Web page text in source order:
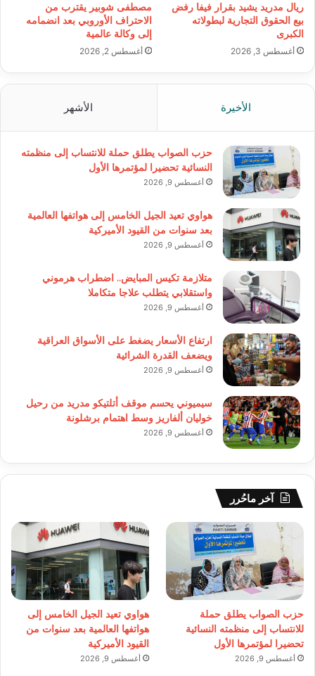
ريال مدريد يشيد بقرار فيفا رفض
بيع الحقوق التجارية لبطولاته
الكبرى
أغسطس 3, 2026
مصطفى شوبير يقترب من
الاحتراف الأوروبي بعد انضمامه
إلى وكالة عالمية
أغسطس 2, 2026
الأخيرة الأشهر
حزب الصواب يطلق حملة للانتساب إلى منظمته
النسائية تحضيرا لمؤتمرها الأول
أغسطس 9, 2026
هواوي تعيد الجيل الخامس إلى هواتفها العالمية
بعد سنوات من القيود الأميركية
أغسطس 9, 2026
متلازمة تكيس المبايض.. اضطراب هرموني
واستقلابي يتطلب علاجا متكاملا
أغسطس 9, 2026
ارتفاع الأسعار يضغط على الأسواق العراقية
ويضعف القدرة الشرائية
أغسطس 9, 2026
سيميوني يحسم موقف أتلتيكو مدريد من رحيل
خوليان ألفاريز وسط اهتمام برشلونة
أغسطس 9, 2026
آخر ماحُرر
حزب الصواب يطلق حملة
للانتساب إلى منظمته النسائية
تحضيرا لمؤتمرها الأول
أغسطس 9, 2026
هواوي تعيد الجيل الخامس إلى
هواتفها العالمية بعد سنوات من
القيود الأميركية
أغسطس 9, 2026